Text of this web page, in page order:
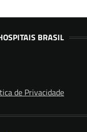
BRASIL
de Privacidade